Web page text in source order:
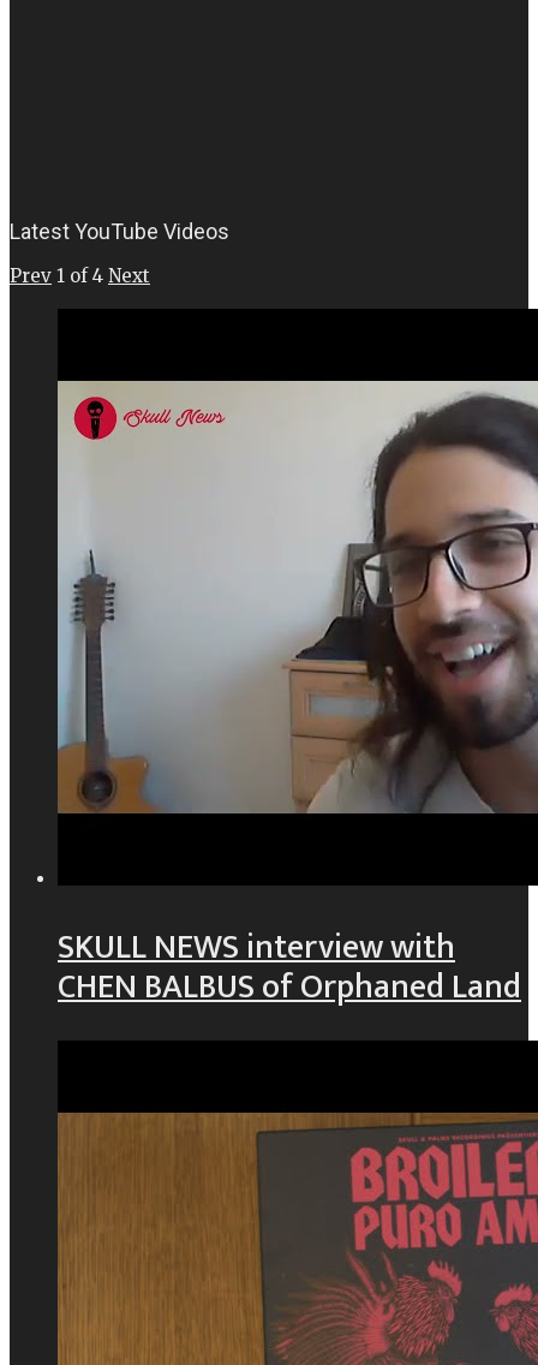
Latest YouTube Videos
Prev 1 of 4 Next
SKULL NEWS interview with
CHEN BALBUS of Orphaned Land